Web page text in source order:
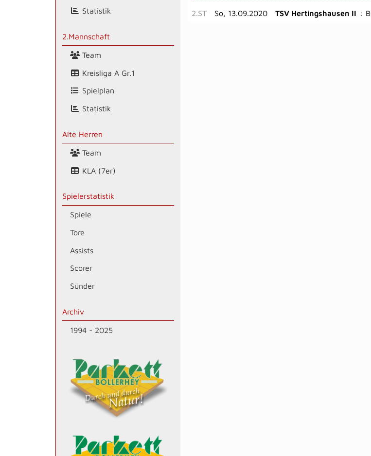
Statistik
2.Mannschaft
Team
Kreisliga A Gr.1
Spielplan
Statistik
Alte Herren
Team
KLA (7er)
Spielerstatistik
Spiele
Tore
Assists
Scorer
Sünder
Archiv
1994 - 2025
2.ST So, 13.09.2020 TSV Hertingshausen II :